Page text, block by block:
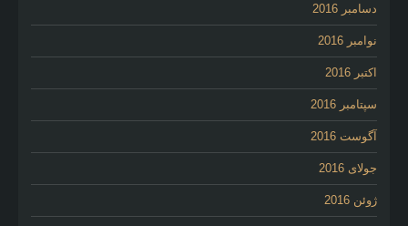
دسامبر 2016
نوامبر 2016
اکتبر 2016
سپتامبر 2016
آگوست 2016
جولای 2016
ژوئن 2016